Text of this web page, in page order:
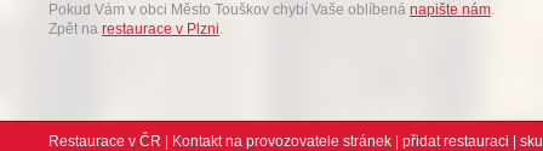
Pokud Vám v obci Město Touškov chybí Vaše oblíbená napište nám.
Zpět na restaurace v Plzni.
Restaurace v ČR Kontakt na provozovatele stránek přidat restauraci |